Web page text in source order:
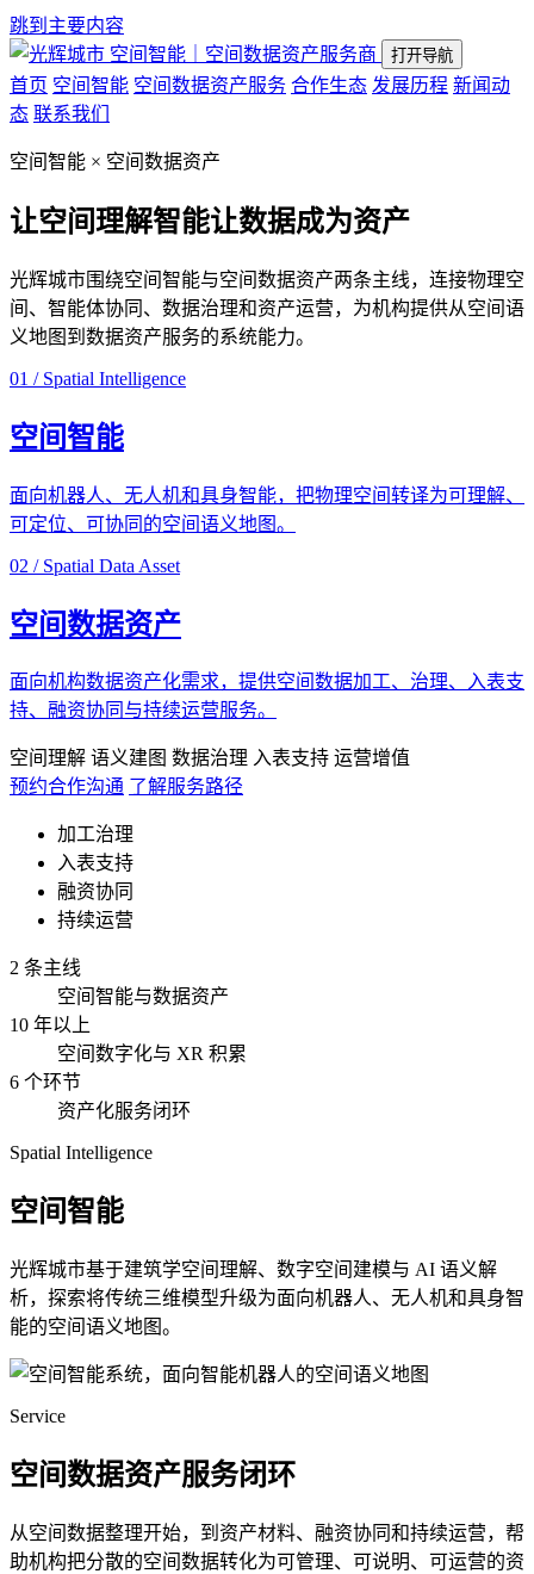
跳到主要内容
空间智能｜空间数据资产服务商
打开导航
首页 空间智能 空间数据资产服务 合作生态 发展历程 新闻动
态 联系我们
空间智能 × 空间数据资产
让空间理解智能让数据成为资产
光辉城市围绕空间智能与空间数据资产两条主线，连接物理空
间、智能体协同、数据治理和资产运营，为机构提供从空间语
义地图到数据资产服务的系统能力。
01 / Spatial Intelligence
空间智能
面向机器人、无人机和具身智能，把物理空间转译为可理解、
可定位、可协同的空间语义地图。
02 / Spatial Data Asset
空间数据资产
面向机构数据资产化需求，提供空间数据加工、治理、入表支
持、融资协同与持续运营服务。
空间理解 语义建图 数据治理 入表支持 运营增值
预约合作沟通 了解服务路径
加工治理
入表支持
融资协同
持续运营
2 条主线
空间智能与数据资产
10 年以上
空间数字化与 XR 积累
6 个环节
资产化服务闭环
Spatial Intelligence
空间智能
光辉城市基于建筑学空间理解、数字空间建模与 AI 语义解
析，探索将传统三维模型升级为面向机器人、无人机和具身智
能的空间语义地图。
Service
空间数据资产服务闭环
从空间数据整理开始，到资产材料、融资协同和持续运营，帮
助机构把分散的空间数据转化为可管理、可说明、可运营的资